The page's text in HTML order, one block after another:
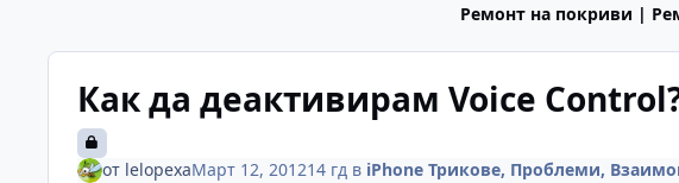
Ремонт на покриви |
Как да деактивирам Voice
от lelopexaМарт 12, 201214 гдв iPhone Трикове, Проблеми,